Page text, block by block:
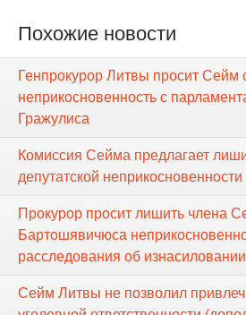
Похожие новости
Генпрокурор Литвы просит Cейм
неприкосновенность с
Гражулиса
Комиссия Сейма предлагает
депутатской неприкосновенности
Прокурор просит лишить члена
Бартошявичюса
расследования об изнасиловании
Сейм Литвы не позволил